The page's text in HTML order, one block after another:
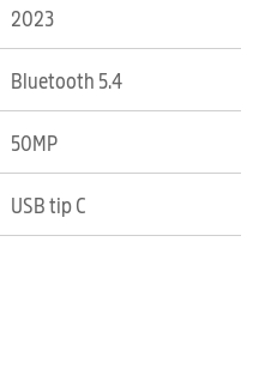
2023
Bluetooth 5.4
50MP
USB tip C